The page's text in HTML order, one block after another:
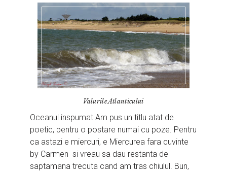
Valurile Atlanticului
Oceanul inspumat Am pus un titlu atat de
poetic, pentru o postare numai cu poze. Pentru
ca astazi e miercuri, e Miercurea fara cuvinte
by Carmen si vreau sa dau restanta de
saptamana trecuta cand am tras chiulul. Bun,